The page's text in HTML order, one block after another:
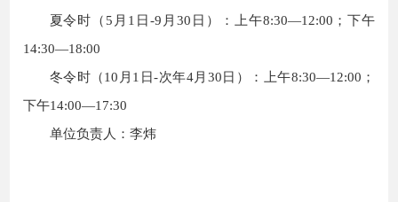
夏令时（5月1日-9月30日）：上午8:30—12:00；下午
14:30—18:00
冬令时（10月1日-次年4月30日）：上午8:30—12:00；
下午14:00—17:30
单位负责人：李炜